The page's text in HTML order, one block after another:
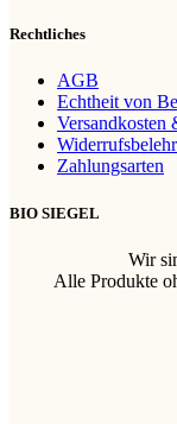
Rechtliches
AGB
Echtheit von
Versandkosten
Zahlungsarten
BIO SIEGEL
Wir
Alle Produkte